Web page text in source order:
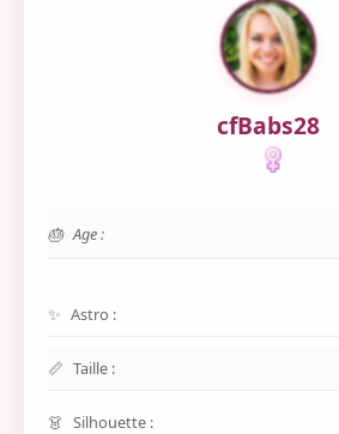
cfBabs28
Age :
Astro :
Taille :
Silhouette :